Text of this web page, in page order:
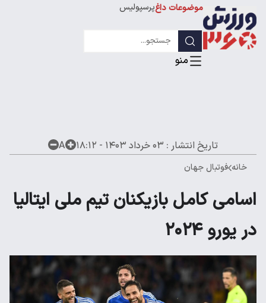
موضوعات داغپرسپولیس
لیگ قهرمانان
تاریخ انتشار : ۰۳ خرداد ۱۴۰۳ - ۱۸:۱۲ A
خانه فوتبال جهان
اسامی کامل بازیکنان تیم ملی ایتالیا
در یورو ۲۰۲۴